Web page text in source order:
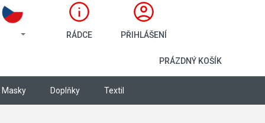
RÁDCE PŘIHLÁŠENÍ
PRÁZDNÝ KOŠÍK
Masky Doplňky Textil